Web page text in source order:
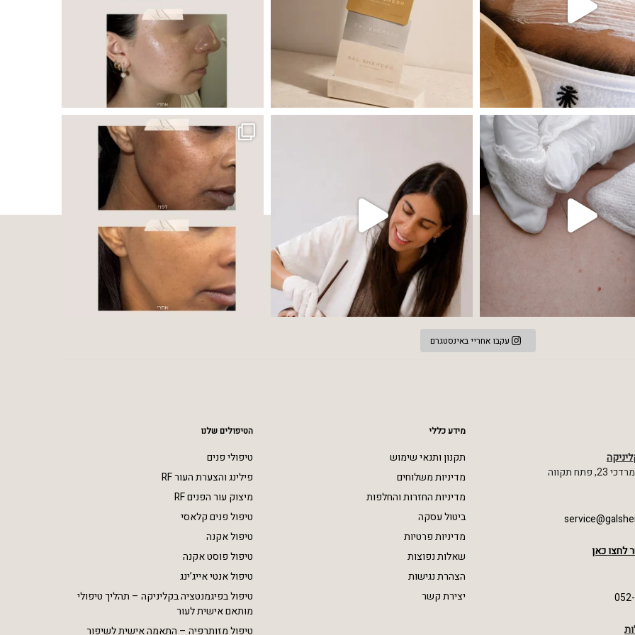
שהעור פשוט צריך לעצור רגע, לנשום ולהתאזן תהליך אחד שיכול לעשות הבדל גדול במראה ובאיכות העור
עקבו אחריי באינסטגרם
תקווה
לחצו כאן
מידע כללי
תקנון ותנאי שימוש
מדיניות משלוחים
מדיניות החזרות והחלפות
ביטול עסקה
מדיניות פרטיות
שאלות נפוצות
הצהרת נגישות
יצירת קשר
הטיפולים שלנו
טיפולי פנים
פילינג והצערת העור RF
מיצוק עור הפנים RF
טיפול פנים קלאסי
טיפול אקנה
טיפול פוסט אקנה
טיפול אנטי אייג’ינג
טיפול בפיגמנטציה בקליניקה – תהליך טיפולי
מותאם אישית לעור
טיפול מזותרפיה – התאמה אישית לשיפור